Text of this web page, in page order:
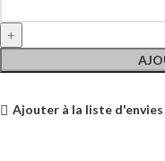
Ajouter à la liste d'envies